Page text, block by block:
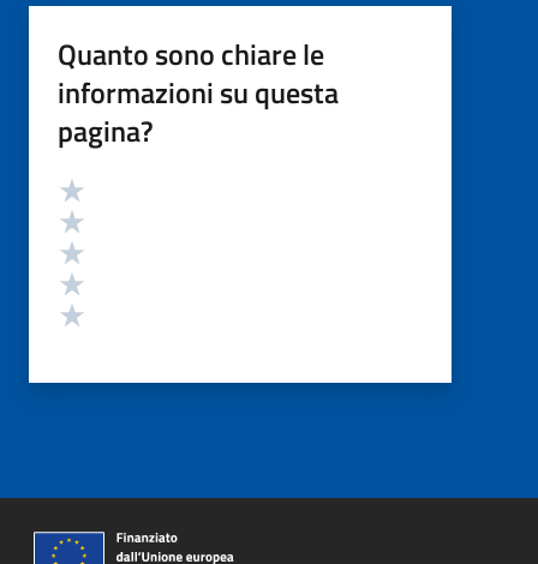
Quanto sono chiare le
informazioni su questa
pagina?
Valutazione